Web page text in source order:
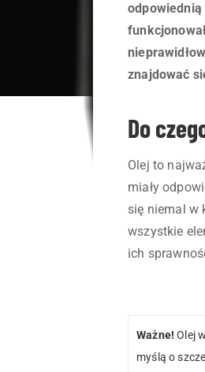
odpowiednią
znajdować
Do
Olej to
miały
się niemal w
wszystkie
ich
Ważne!Olej
myślą o